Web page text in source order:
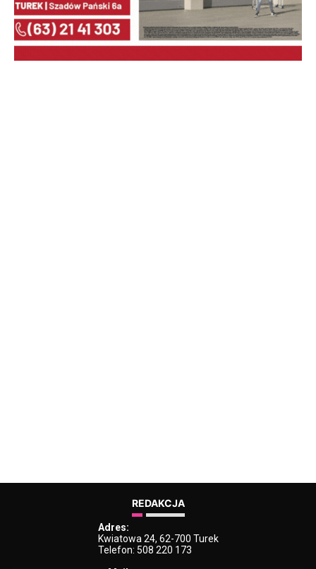
REDAKCJA
Adres:
Kwiatowa 24, 62-700 Turek
Telefon: 508 220 173